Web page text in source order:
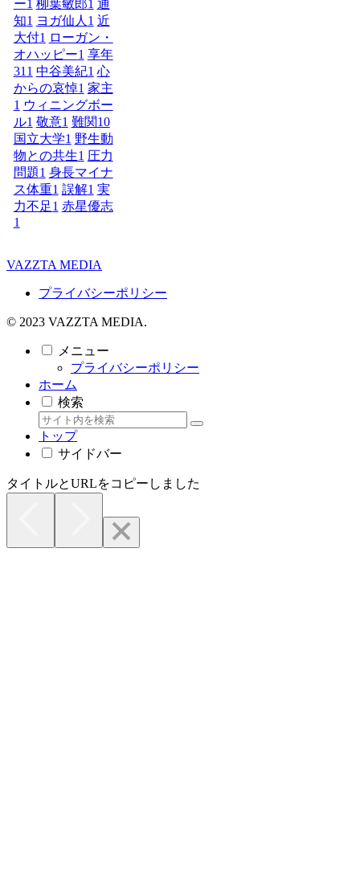
ー1 柳葉敏郎1 通
知1 ヨガ仙人 1 近
大付1 ローガン・
オハッピー1 享年
31 1 中谷美紀1 心
からの哀悼1 家主
1 ウィニングボー
ル1 敬意1 難関10
国立大学1 野生動
物との共生1 圧力
問題1 身長マイナ
ス体重1 誤解1 実
力不足1 赤星優志
1
VAZZTA MEDIA
プライバシーポリシー
© 2023 VAZZTA MEDIA.
メニュー
プライバシーポリシー
ホーム
検索
トップ
サイドバー
タイトルとURLをコピーしました